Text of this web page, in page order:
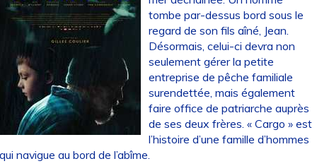
tombe par-dessus bord sous le
regard de son fils aîné, Jean.
Désormais, celui-ci devra non
seulement gérer la petite
entreprise de pêche familiale
surendettée, mais également
faire office de patriarche auprès
de ses deux frères. « Cargo » est
l’histoire d’une famille d’hommes
navigue au bord de l’abîme.